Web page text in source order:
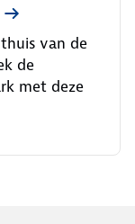
van de
de
met deze